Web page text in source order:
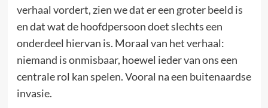
verhaal vordert, zien we dat er een groter beeld is
en dat wat de hoofdpersoon doet slechts een
onderdeel hiervan is. Moraal van het verhaal:
niemand is onmisbaar, hoewel ieder van ons een
centrale rol kan spelen. Vooral na een buitenaardse
invasie.